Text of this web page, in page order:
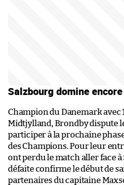
Salzbourg domine
Champion du Danemark avec
Midtjylland, Brondby dispute
participer à la prochaine
des Champions. Pour leur
ont perdu le match aller face à
défaite confirme le début de
partenaires du capitaine